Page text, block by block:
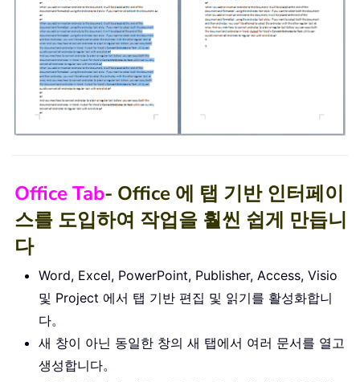
Office Tab- Office 에 탭 기반 인터페이
스를 도입하여 작업을 훨씬 쉽게 만듭니
다
Word, Excel, PowerPoint, Publisher, Access, Visio
및 Project 에서 탭 기반 편집 및 읽기를 활성화합니
다。
새 창이 아닌 동일한 창의 새 탭에서 여러 문서를 열고
생성합니다。